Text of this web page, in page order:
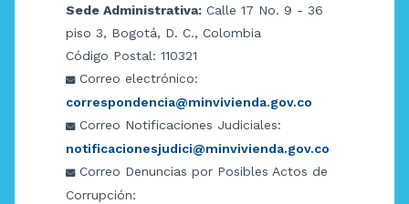
Sede Administrativa: Calle 17 No. 9 - 36
piso 3, Bogotá, D. C., Colombia
Código Postal: 110321
Correo electrónico:
correspondencia@minvivienda.gov.co
Correo Notificaciones Judiciales:
notificacionesjudici@minvivienda.gov.co
Correo Denuncias por Posibles Actos de
Corrupción: